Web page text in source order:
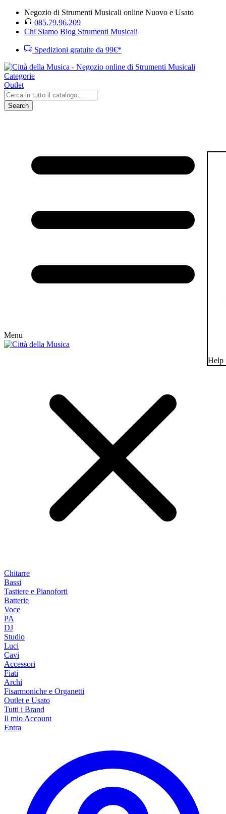
Negozio di Strumenti Musicali online Nuovo e Usato
085.79.96.209
Chi Siamo Blog Strumenti Musicali
Spedizioni gratuite da 99€*
Categorie
Outlet
Search
Menu
Chitarre
Bassi
Tastiere e Pianoforti
Batterie
Voce
PA
DJ
Studio
Luci
Cavi
Accessori
Fiati
Archi
Fisarmoniche e Organetti
Outlet e Usato
Tutti i Brand
Il mio Account
Entra
Help